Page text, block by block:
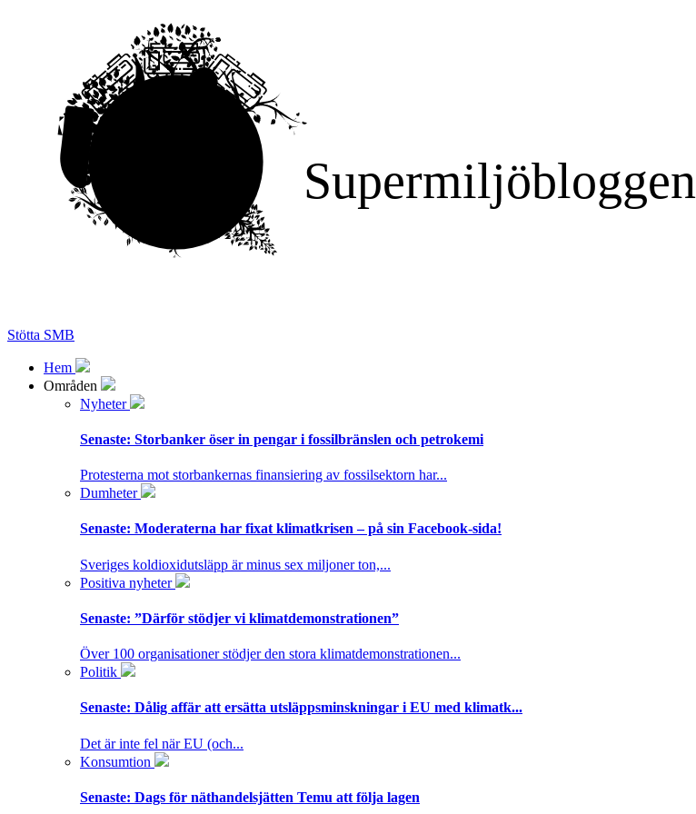
Supermiljöbloggen
Stötta SMB
Hem
Områden
Nyheter
Senaste: Storbanker öser in pengar i fossilbränslen och petrokemi
Protesterna mot storbankernas finansiering av fossilsektorn har...
Dumheter
Senaste: Moderaterna har fixat klimatkrisen – på sin Facebook-sida!
Sveriges koldioxidutsläpp är minus sex miljoner ton,...
Positiva nyheter
Senaste: ”Därför stödjer vi klimatdemonstrationen”
Över 100 organisationer stödjer den stora klimatdemonstrationen...
Politik
Senaste: Dålig affär att ersätta utsläppsminskningar i EU med klimatk...
Det är inte fel när EU (och...
Konsumtion
Senaste: Dags för näthandelsjätten Temu att följa lagen